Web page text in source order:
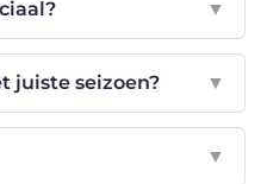
▼
juiste seizoen? ▼
▼